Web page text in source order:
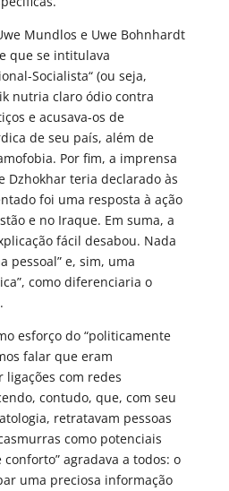
Mundlos e Uwe Bohnhardt
que se intitulava
Socialista“ (ou seja,
nutria claro ódio contra
e acusava-os de
de seu país, além de
Por fim, a imprensa
Dzhokhar teria declarado às
foi uma resposta à ação
e no Iraque. Em suma, a
fácil desabou. Nada
pessoal” e, sim, uma
como diferenciaria o
esforço do “politicamente
falar que eram
com redes
contudo, que, com seu
retratavam pessoas
como potenciais
agradava a todos: o
uma preciosa informação